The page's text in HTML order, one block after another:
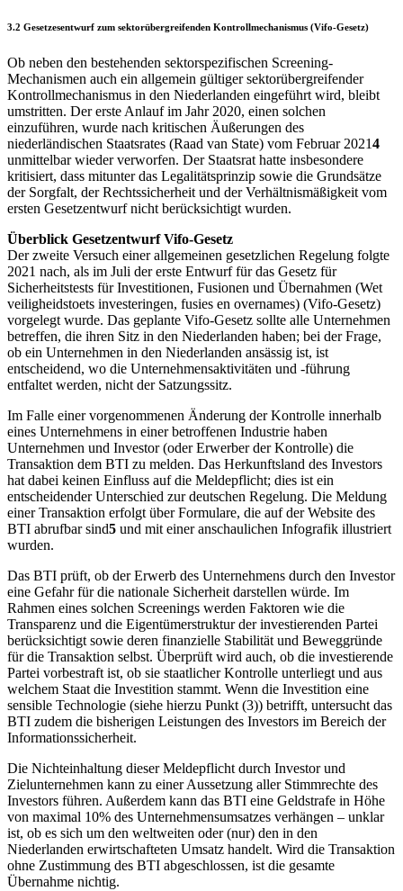
3.2 Gesetzesentwurf zum sektorübergreifenden Kontrollmechanismus (Vifo-Gesetz)
Ob neben den bestehenden sektorspezifischen Screening-
Mechanismen auch ein allgemein gültiger sektorübergreifender
Kontrollmechanismus in den Niederlanden eingeführt wird, bleibt
umstritten. Der erste Anlauf im Jahr 2020, einen solchen
einzuführen, wurde nach kritischen Äußerungen des
niederländischen Staatsrates (Raad van State) vom Februar 20214
unmittelbar wieder verworfen. Der Staatsrat hatte insbesondere
kritisiert, dass mitunter das Legalitätsprinzip sowie die Grundsätze
der Sorgfalt, der Rechtssicherheit und der Verhältnismäßigkeit vom
ersten Gesetzentwurf nicht berücksichtigt wurden.
Überblick Gesetzentwurf Vifo-Gesetz
Der zweite Versuch einer allgemeinen gesetzlichen Regelung folgte
2021 nach, als im Juli der erste Entwurf für das Gesetz für
Sicherheitstests für Investitionen, Fusionen und Übernahmen (Wet
veiligheidstoets investeringen, fusies en overnames) (Vifo-Gesetz)
vorgelegt wurde. Das geplante Vifo-Gesetz sollte alle Unternehmen
betreffen, die ihren Sitz in den Niederlanden haben; bei der Frage,
ob ein Unternehmen in den Niederlanden ansässig ist, ist
entscheidend, wo die Unternehmensaktivitäten und -führung
entfaltet werden, nicht der Satzungssitz.
Im Falle einer vorgenommenen Änderung der Kontrolle innerhalb
eines Unternehmens in einer betroffenen Industrie haben
Unternehmen und Investor (oder Erwerber der Kontrolle) die
Transaktion dem BTI zu melden. Das Herkunftsland des Investors
hat dabei keinen Einfluss auf die Meldepflicht; dies ist ein
entscheidender Unterschied zur deutschen Regelung. Die Meldung
einer Transaktion erfolgt über Formulare, die auf der Website des
BTI abrufbar sind5 und mit einer anschaulichen Infografik illustriert
wurden.
Das BTI prüft, ob der Erwerb des Unternehmens durch den Investor
eine Gefahr für die nationale Sicherheit darstellen würde. Im
Rahmen eines solchen Screenings werden Faktoren wie die
Transparenz und die Eigentümerstruktur der investierenden Partei
berücksichtigt sowie deren finanzielle Stabilität und Beweggründe
für die Transaktion selbst. Überprüft wird auch, ob die investierende
Partei vorbestraft ist, ob sie staatlicher Kontrolle unterliegt und aus
welchem Staat die Investition stammt. Wenn die Investition eine
sensible Technologie (siehe hierzu Punkt (3)) betrifft, untersucht das
BTI zudem die bisherigen Leistungen des Investors im Bereich der
Informationssicherheit.
Die Nichteinhaltung dieser Meldepflicht durch Investor und
Zielunternehmen kann zu einer Aussetzung aller Stimmrechte des
Investors führen. Außerdem kann das BTI eine Geldstrafe in Höhe
von maximal 10% des Unternehmensumsatzes verhängen – unklar
ist, ob es sich um den weltweiten oder (nur) den in den
Niederlanden erwirtschafteten Umsatz handelt. Wird die Transaktion
ohne Zustimmung des BTI abgeschlossen, ist die gesamte
Übernahme nichtig.